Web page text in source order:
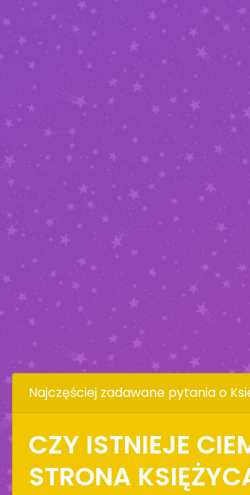
Najczęściej zadawane pytania o
CZY ISTNIEJE
STRONA